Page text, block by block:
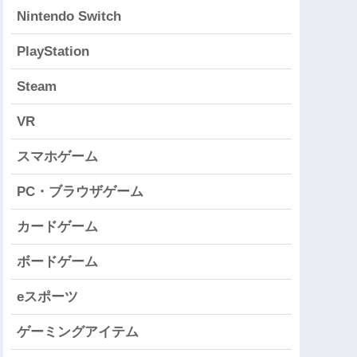
Nintendo Switch
PlayStation
Steam
VR
スマホゲーム
PC・ブラウザゲーム
カードゲーム
ボードゲーム
eスポーツ
ゲーミングアイテム